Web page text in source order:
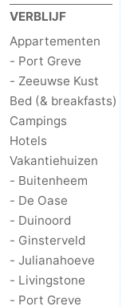
Zierikzee
-
Natuur
Oosterschelde
Burgh
Haamstede
Natuur
Kop
van
Schouwen
Walcheren
-
Veere
Natuur
Oranjezon
Oostkapelle
VERBLIJF
Appartementen
- Port Greve
- Zeeuwse Kust
Bed (& breakfasts)
Campings
Hotels
Vakantiehuizen
- Buitenheem
- De Oase
- Duinoord
- Ginsterveld
- Julianahoeve
- Livingstone
- Port Greve